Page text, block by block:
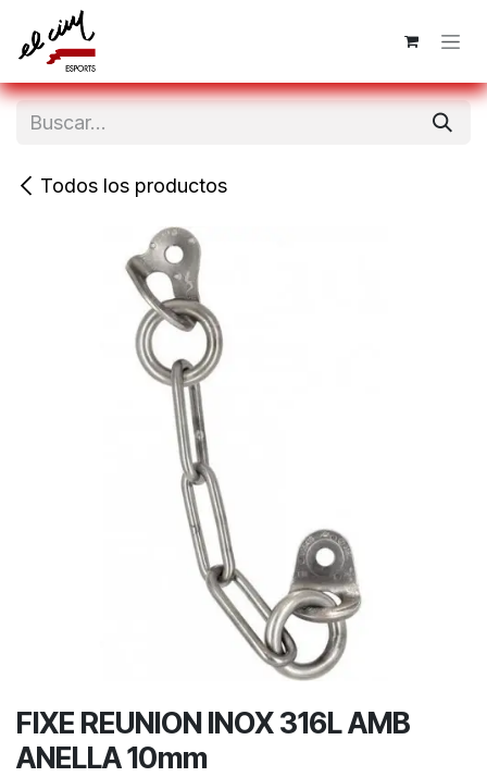
Ir al contenido
Todos los productos
FIXE REUNION INOX 316L AMB
ANELLA 10mm